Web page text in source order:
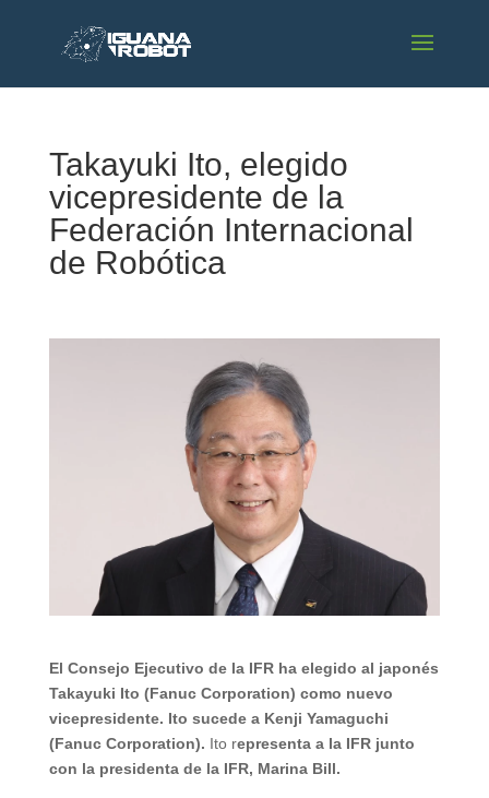
Takayuki Ito, elegido
vicepresidente de la
Federación Internacional
de Robótica
El Consejo Ejecutivo de la IFR ha elegido al japonés
Takayuki Ito (Fanuc Corporation) como nuevo
vicepresidente. Ito sucede a Kenji Yamaguchi
(Fanuc Corporation). Ito representa a la IFR junto
con la presidenta de la IFR, Marina Bill.